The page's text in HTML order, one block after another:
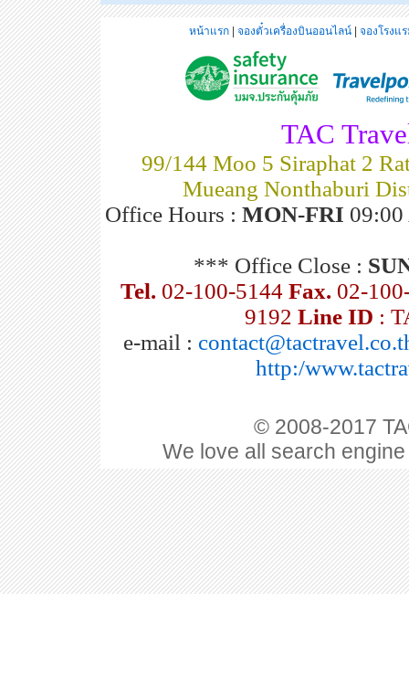
หน้าแรก จองตั๋วเครื่องบินออนไลน์ จองโรงแ
TAC
99/144 Moo 5 Siraphat 2
Mueang Nonthaburi
Office Hours : MON-FRI
*** Office Close :
Tel. 02-100-5144 Fax. 02-
9192 Line ID :
e-mail :
http:/
© 2008-2017
We love all search engine